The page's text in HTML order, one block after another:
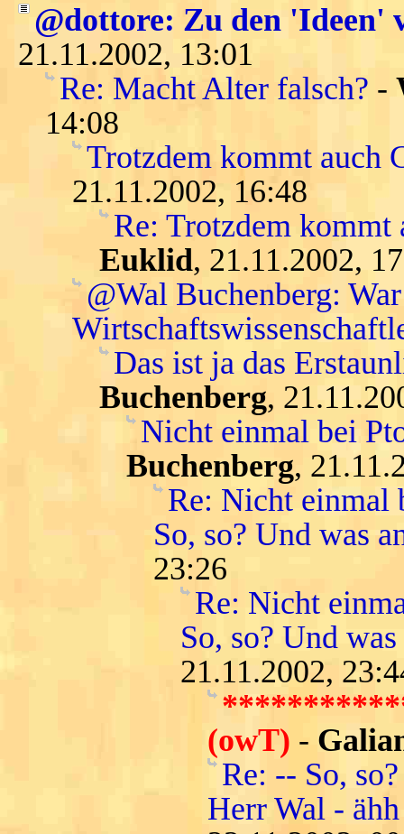
@dottore: Zu den 'Ideen'
21.11.2002, 13:01
Re: Macht Alter falsch? -
14:08
Trotzdem kommt auch
21.11.2002, 16:48
Re: Trotzdem
Euklid, 21.11.2002,
@Wal Buchenberg:
Das ist ja das
Buchenberg,
Nicht einmal bei
Buchenberg,
Re: Nicht einmal
So, so? Und was
23:26
Re: Nicht
So, so? Und
21.11.2002,
(owT) -
Re: -- So,
Herr Wal -